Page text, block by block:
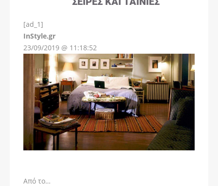
[ad_1]
InStyle.gr
23/09/2019 @ 11:18:52
Από το…